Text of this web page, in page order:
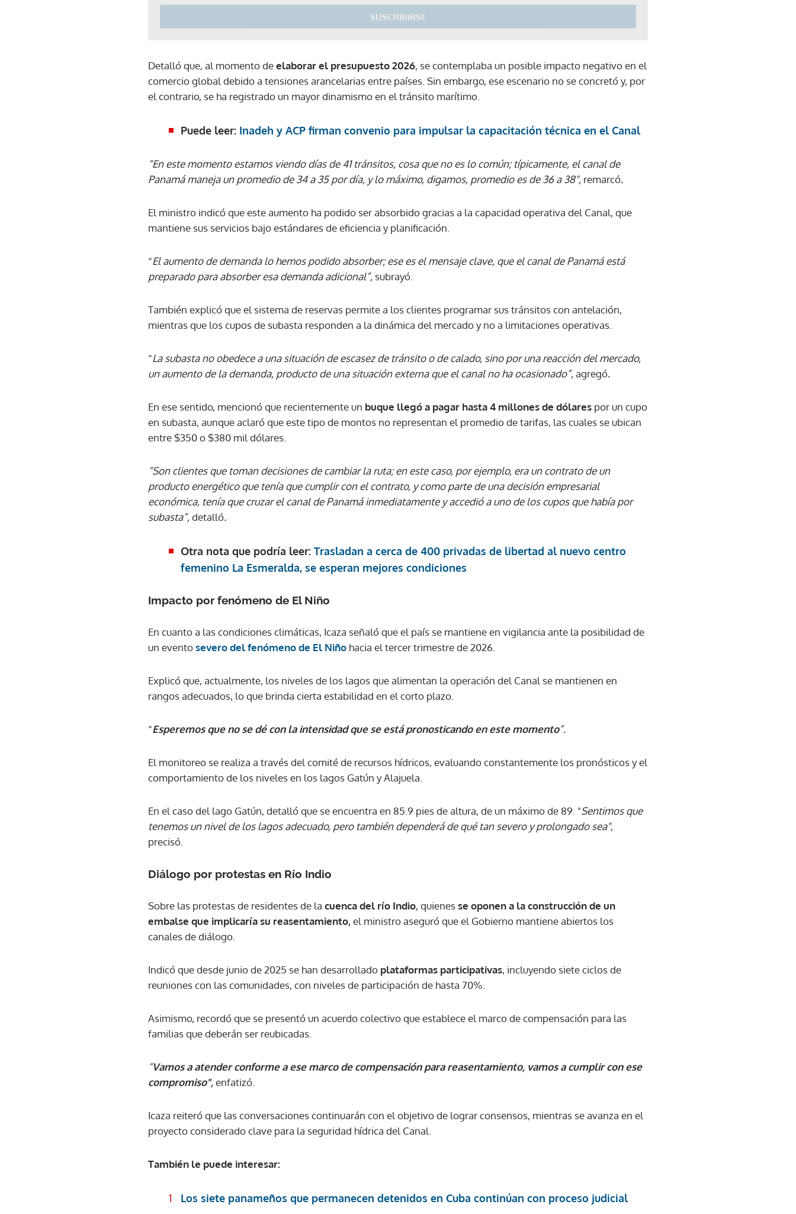
SUSCRIBIRSE
Gracias por suscribirte a nuestro boletín.
Detalló que, al momento deelaborar el presupuesto 2026, se contemplaba un posible impacto negativo en el
comercio global debido a tensiones arancelarias entre países. Sin embargo, ese escenario no se concretó y, por
el contrario, se ha registrado un mayor dinamismo en el tránsito marítimo.
Puede leer: Inadeh y ACP firman convenio para impulsar la capacitación técnica en el Canal
“En este momento estamos viendo días de 41 tránsitos, cosa que no es lo común; típicamente, el canal de
Panamá maneja un promedio de 34 a 35 por día, y lo máximo, digamos, promedio es de 36 a 38", remarcó.
El ministro indicó que este aumento ha podido ser absorbido gracias a la capacidad operativa del Canal, que
mantiene sus servicios bajo estándares de eficiencia y planificación.
“El aumento de demanda lo hemos podido absorber; ese es el mensaje clave, que el canal de Panamá está
preparado para absorber esa demanda adicional”, subrayó.
También explicó que el sistema de reservas permite a los clientes programar sus tránsitos con antelación,
mientras que los cupos de subasta responden a la dinámica del mercado y no a limitaciones operativas.
“La subasta no obedece a una situación de escasez de tránsito o de calado, sino por una reacción del mercado,
un aumento de la demanda, producto de una situación externa que el canal no ha ocasionado”,agregó.
En ese sentido, mencionó que recientemente un buque llegó a pagar hasta 4 millones de dólares por un cupo
en subasta, aunque aclaró que este tipo de montos no representan el promedio de tarifas, las cuales se ubican
entre $350 o $380 mil dólares.
“Son clientes que toman decisiones de cambiar la ruta; en este caso, por ejemplo, era un contrato de un
producto energético que tenía que cumplir con el contrato, y como parte de una decisión empresarial
económica, tenía que cruzar el canal de Panamá inmediatamente y accedió a uno de los cupos que había por
subasta”,detalló.
Otra nota que podría leer: Trasladan a cerca de 400 privadas de libertad al nuevo centro
femenino La Esmeralda, se esperan mejores condiciones
Impacto por fenómeno de El Niño
En cuanto a las condiciones climáticas, Icaza señaló que el país se mantiene en vigilancia ante la posibilidad de
un eventosevero del fenómeno de El Niño hacia el tercer trimestre de 2026.
Explicó que, actualmente, los niveles de los lagos que alimentan la operación del Canal se mantienen en
rangos adecuados, lo que brinda cierta estabilidad en el corto plazo.
“Esperemos que no se dé con la intensidad que se está pronosticando en este momento”.
El monitoreo se realiza a través del comité de recursos hídricos, evaluando constantemente los pronósticos y el
comportamiento de los niveles en los lagos Gatún y Alajuela.
En el caso del lago Gatún, detalló que se encuentra en 85.9 pies de altura, de un máximo de 89. "Sentimos que
tenemos un nivel de los lagos adecuado, pero también dependerá de qué tan severo y prolongado sea",
precisó.
Diálogo por protestas en Río Indio
Sobre las protestas de residentes de la cuenca del río Indio, quienesse oponen a la construcción de un
embalse que implicaría su reasentamiento,el ministro aseguró que el Gobierno mantiene abiertos los
canales de diálogo.
Indicó que desde junio de 2025 se han desarrollado plataformas participativas, incluyendo siete ciclos de
reuniones con las comunidades, con niveles de participación de hasta 70%.
Asimismo, recordó que se presentó un acuerdo colectivo que establece el marco de compensación para las
familias que deberán ser reubicadas.
“Vamos a atender conforme a ese marco de compensación para reasentamiento, vamos a cumplir con ese
compromiso",enfatizó.
Icaza reiteró que las conversaciones continuarán con el objetivo de lograr consensos, mientras se avanza en el
proyecto considerado clave para la seguridad hídrica del Canal.
También le puede interesar:
Los siete panameños que permanecen detenidos en Cuba continúan con proceso judicial